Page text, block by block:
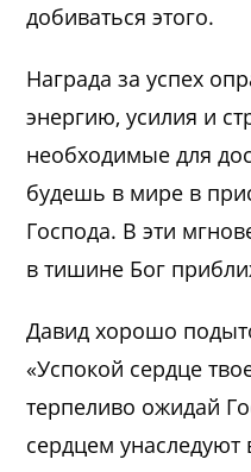
добиваться этого.
Награда за успех
энергию, усилия и
необходимые для
будешь в мире в
Господа. В эти
в тишине Бог
Давид хорошо
«Успокой сердце
терпеливо ожидай
сердцем унаследуют